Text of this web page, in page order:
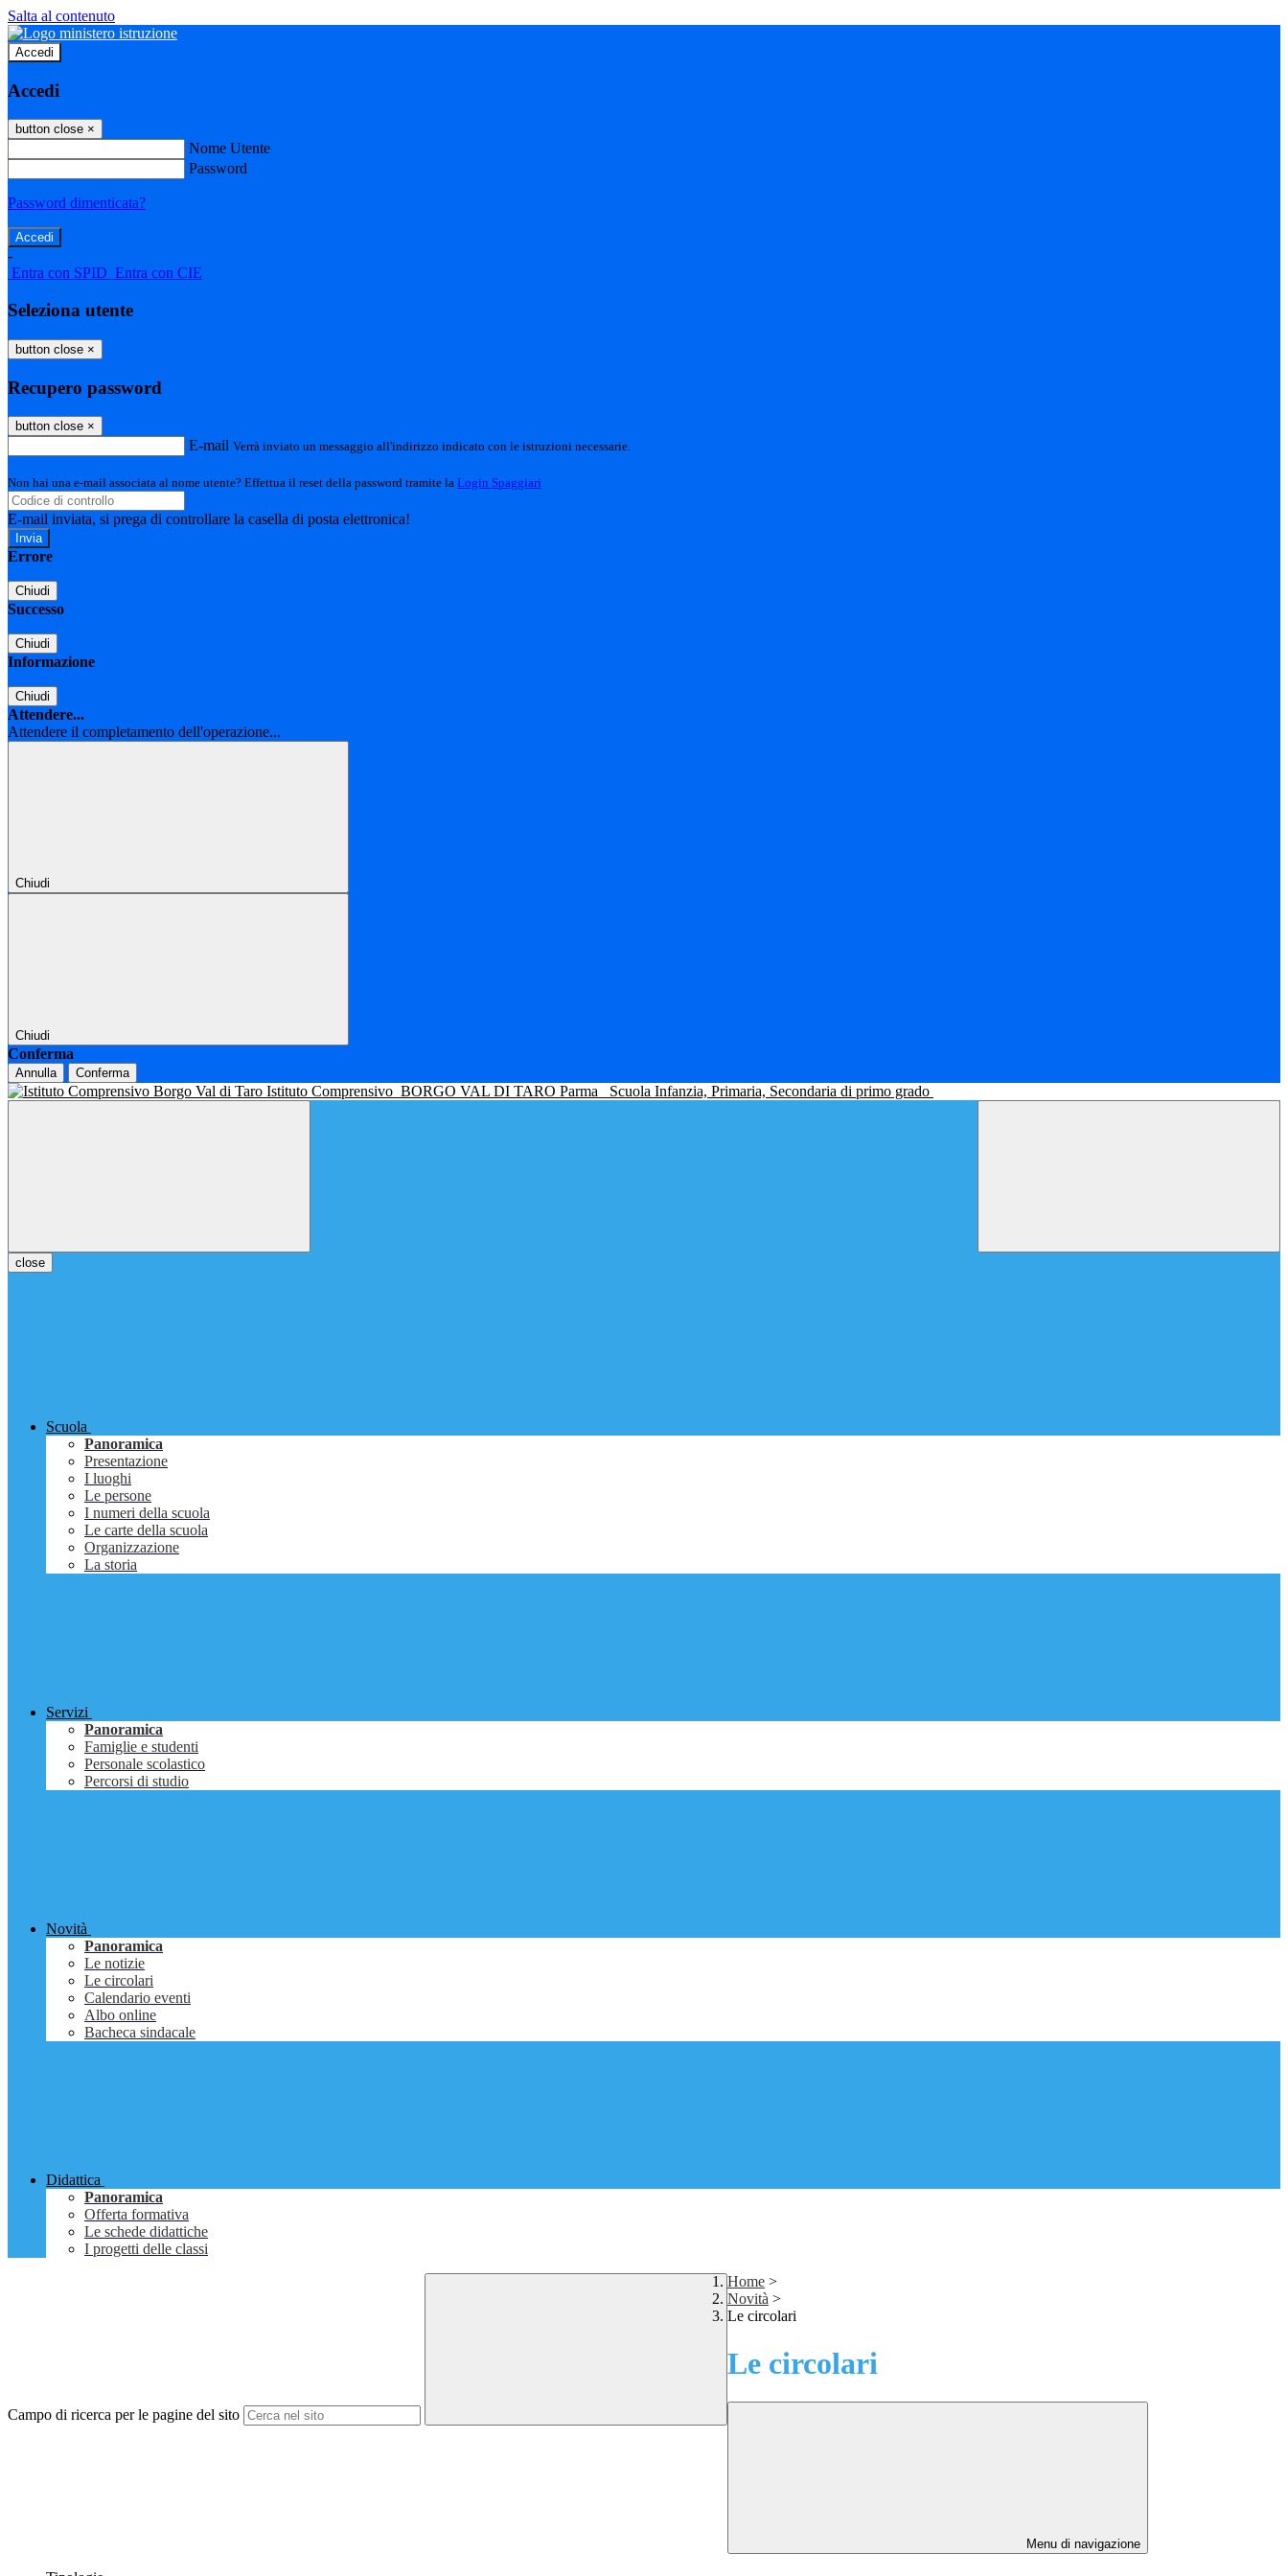
Salta al contenuto
Accedi
Accedi
button close ×
Nome Utente
Password
Password dimenticata?
-
Entra con SPID Entra con CIE
Seleziona utente
button close ×
Recupero password
button close ×
E-mail Verrà inviato un messaggio all'indirizzo indicato con le istruzioni necessarie.
Non hai una e-mail associata al nome utente? Effettua il reset della password tramite la Login Spaggiari
E-mail inviata, si prega di controllare la casella di posta elettronica!
Errore
Chiudi
Successo
Chiudi
Informazione
Chiudi
Attendere...
Attendere il completamento dell'operazione...
Chiudi
Chiudi
Conferma
Annulla Conferma
Istituto Comprensivo BORGO VAL DI TARO Parma Scuola Infanzia, Primaria, Secondaria di primo grado
close
Scuola
Panoramica
Presentazione
I luoghi
Le persone
I numeri della scuola
Le carte della scuola
Organizzazione
La storia
Servizi
Panoramica
Famiglie e studenti
Personale scolastico
Percorsi di studio
Novità
Panoramica
Le notizie
Le circolari
Calendario eventi
Albo online
Bacheca sindacale
Didattica
Panoramica
Offerta formativa
Le schede didattiche
I progetti delle classi
Campo di ricerca per le pagine del sito
Home >
Novità >
Le circolari
Le circolari
Menu di navigazione